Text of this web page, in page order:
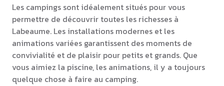
Les campings sont idéalement situés pour vous
permettre de découvrir toutes les richesses à
Labeaume. Les installations modernes et les
animations variées garantissent des moments de
convivialité et de plaisir pour petits et grands. Que
vous aimiez la piscine, les animations, il y a toujours
quelque chose à faire au camping.